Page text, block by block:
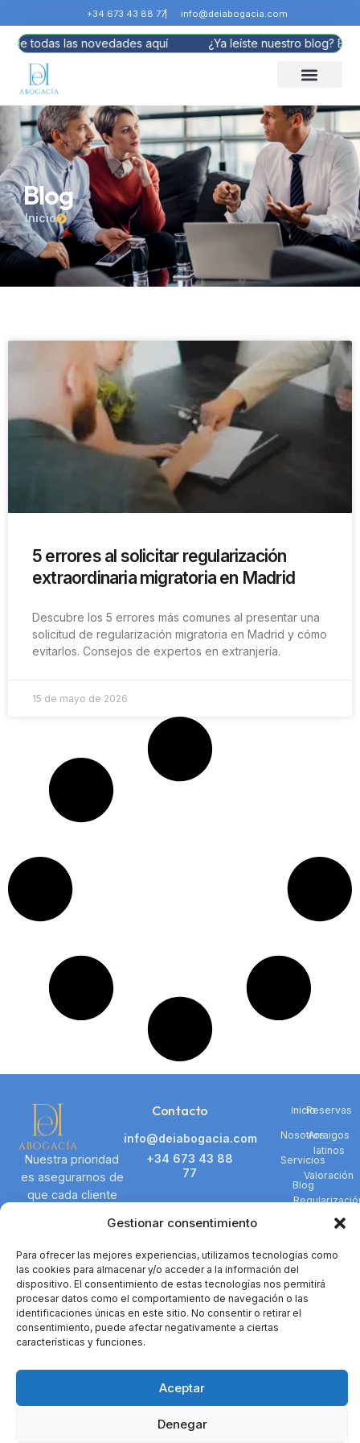
Gestionar consentimiento
Para ofrecer las mejores experiencias, utilizamos tecnologías como
las cookies para almacenar y/o acceder a la información del
dispositivo. El consentimiento de estas tecnologías nos permitirá
procesar datos como el comportamiento de navegación o las
identificaciones únicas en este sitio. No consentir o retirar el
consentimiento, puede afectar negativamente a ciertas
características y funciones.
Aceptar
Denegar
+34 673 43 88 77 info@deiabogacia.com
de todas las novedades aquí ¿Ya leíste nuestro blog?
Blog
Inicio
5 errores al solicitar regularización
extraordinaria migratoria en Madrid
Descubre los 5 errores más comunes al presentar una
solicitud de regularización migratoria en Madrid y cómo
evitarlos. Consejos de expertos en extranjería.
15 de mayo de 2026
Nuestra prioridad
es asegurarnos de
que cada cliente
representación
legal justa y
efectiva.
Contacto
info@deiabogacia.com
+34 673 43 88
77
Doctor Esquerdo
28007 de Madrid
Horario :
– Lunes- Jueves
9:30 – 14:30 / 16:30
– 19:30
14:00.
Navegación
Inicio
Nosotros
Servicios
Blog
Reservas
Arraigos
latinos
Valoración
👋, bienvenido aDEI Abogacía